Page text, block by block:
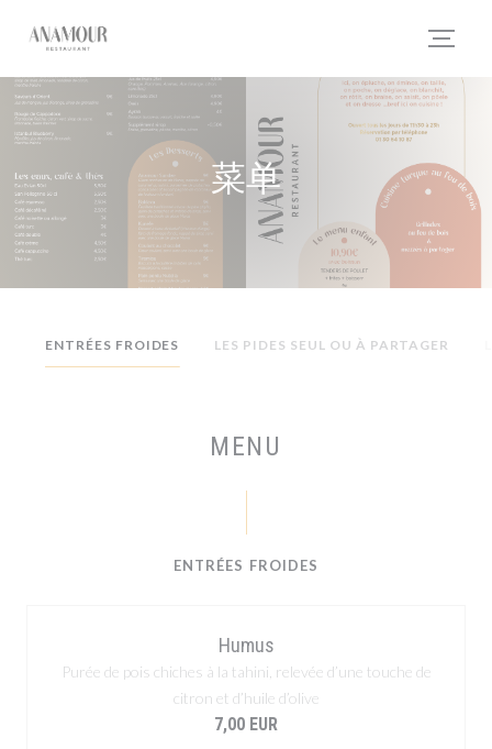
菜单
ENTRÉES FROIDES LES PIDES SEUL OU À PARTAGER
MENU
ENTRÉES FROIDES
Humus
Purée de pois chiches à la tahini, relevée d’une touche de
citron et d’huile d’olive
7,00 EUR